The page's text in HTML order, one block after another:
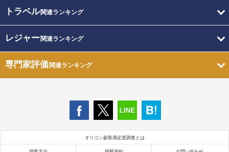
トラベル関連ランキング
レジャー関連ランキング
専門家評価関連ランキング
オリコン顧客満足度調査とは